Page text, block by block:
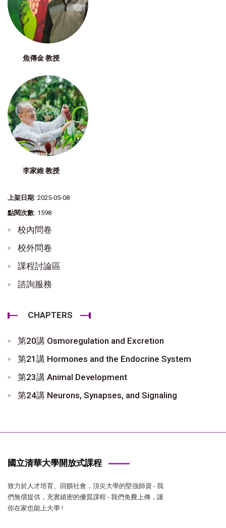
焦傳金 教授
李家維 教授
上架日期: 2025-05-08
點閱次數: 1598
校內問卷
校外問卷
課程討論區
諮詢服務
CHAPTERS
第20講 Osmoregulation and Excretion
第21講 Hormones and the Endocrine System
第23講 Animal Development
第24講 Neurons, Synapses, and Signaling
國立清華大學開放式課程
致力於人才培育、回饋社會，頂尖大學的堅強師資 - 我
們無償提供，充實縝密的優質課程 - 我們免費上傳，讓
你在家也能上大學 !